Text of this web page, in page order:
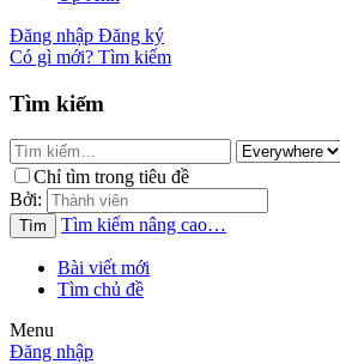
Đăng nhập Đăng ký
Có gì mới? Tìm kiếm
Tìm kiếm
Chỉ tìm trong tiêu đề
Bởi:
Tìm Tìm kiếm nâng cao…
Bài viết mới
Tìm chủ đề
Menu
Đăng nhập